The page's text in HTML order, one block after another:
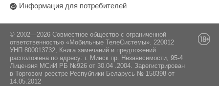
Информация для потребителей
© 2002—2026 Совместное общество с ограниченной
ответственностью «Мобильные ТелеСистемы». 220012
УНП 800013732, Книга замечаний и предложений
расположена по адресу: г. Минск пр. Независимости, 95-4
Лицензия МСиИ РБ №926 от 30.04 .2004. Зарегистрирован
в Торговом реестре Республики Беларусь № 158398 от
14.05.2012